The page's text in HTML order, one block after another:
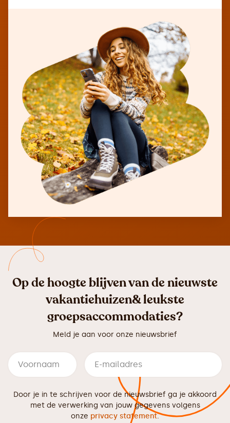
Op de hoogte blijven van de nieuwste
vakantiehuizen& leukste
groepsaccommodaties?
Meld je aan voor onze nieuwsbrief
Door je in te schrijven voor de nieuwsbrief ga je akkoord
met de verwerking van jouw gegevens volgens
onze privacy statement.